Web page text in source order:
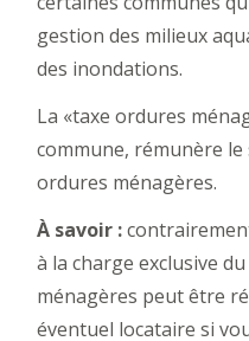
gestion des milieux
des inondations.
La «taxe ordures
commune, rémunère le
ordures ménagères.
À savoir :
à la charge exclusive
ménagères peut être
éventuel locataire si